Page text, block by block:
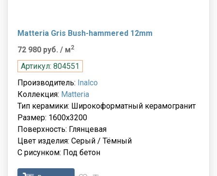
Matteria Gris Bush-hammered 12mm
72 980 руб. / м2
Артикул: 804551
Производитель: Inalco
Коллекция: Matteria
Тип керамики: Широкоформатный керамогранит
Размер: 1600x3200
Поверхность: Глянцевая
Цвет изделия: Серый / Тёмный
С рисунком: Под бетон